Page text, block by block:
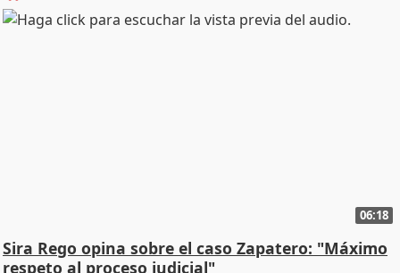
06:18
Sira Rego opina sobre el caso Zapatero: "Máximo
respeto al proceso judicial"